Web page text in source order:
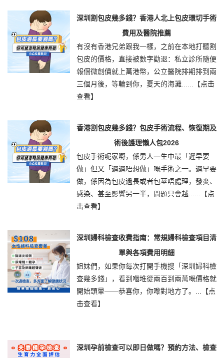
深圳割包皮幾多錢？香港人北上包皮環切手術
費用及醫院推薦
有沒有香港兄弟跟我一樣，之前在本地打聽割
包皮的價格，直接被數字勸退：私立診所隨便
報個微創價就上萬港幣，公立醫院排期排到兩
三個月後，等輪到你，夏天的海灘......
【点击
查看】
香港割包皮幾多錢？包皮手術流程、恢復期及
術後護理懶人包2026
包皮手術呢家嘢，係男人一生中最「遲早要
做」但又「遲遲唔想做」嘅手術之一。遲早要
做，係因為包皮過長或者包莖唔處理，發炎、
感染、甚至影響另一半，問題只會越......
【点
击查看】
深圳婦科檢查收費指南：常規婦科檢查項目清
單與各項費用明細
姐妹們，如果你每次打開手機搜「深圳婦科檢
查幾多錢」，看到嗰堆從兩百到兩萬嘅價格就
開始頭暈——恭喜你，你嚟對地方了。...
【点
击查看】
深圳孕前檢查可以即日做嗎？預約方法、檢查